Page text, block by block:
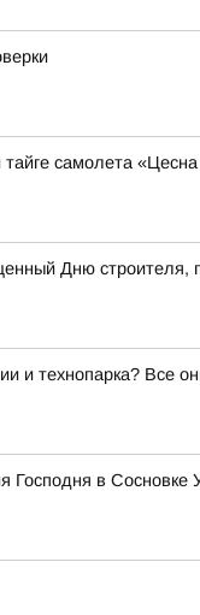
самолета
Дню строителя,
и технопарка? Все
в Сосновке